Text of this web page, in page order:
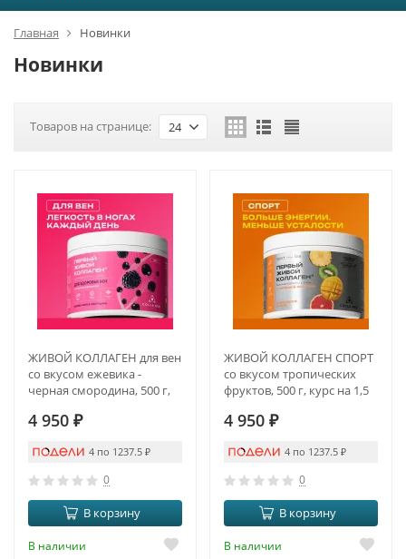
Главная Новинки
Новинки
Товаров на странице: 24
ЖИВОЙ КОЛЛАГЕН для вен
со вкусом ежевика -
черная смородина, 500 г,
4 950 ₽
4 по 1237.5 ₽
0
В корзину
В наличии
ЖИВОЙ КОЛЛАГЕН СПОРТ
со вкусом тропических
фруктов, 500 г, курс на 1,5
4 950 ₽
4 по 1237.5 ₽
0
В корзину
В наличии